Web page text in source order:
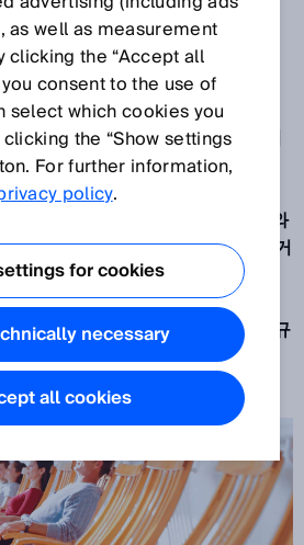
는 해양 산업 분야에서 새로운 위
인증을 요구하고 있습니다. 유람
족할 수 있도록, SICK는 새로운
와
서로 선주를 지원합니다. 트여 있거
인원을 계수할 때 그리고 최소 권
가 제공하는 센서 솔루션은 개인
다. 이로써 선주는 데이터법 관련 규
as well as measurement
clicking the “Accept all
consent to the use of
select which cookies you
the “Show settings
For further information,
policy.
for cookies
necessary
all cookies